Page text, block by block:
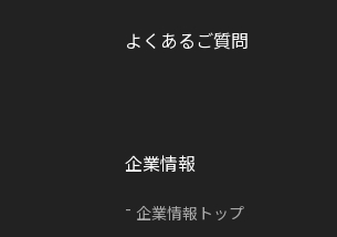
よくあるご質問
企業情報
企業情報トップ